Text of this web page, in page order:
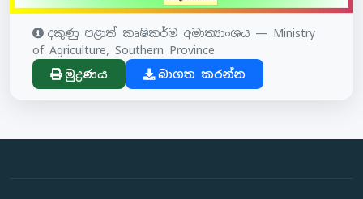
දකුණු පළාත් කෘෂිකර්ම අමාත්‍යාංශය — Ministry
of Agriculture, Southern Province
මුද්‍රණය බාගත කරන්න